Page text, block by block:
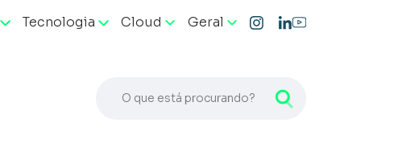
Tecnologia Cloud Geral